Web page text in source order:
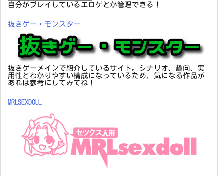
自分がプレイしているエロゲとか管理できる！
抜きゲー・モンスター
抜きゲーメインで紹介しているサイト。シナリオ、趣向、実
用性とわかりやすい構成になっているため、気になる作品が
あれば参考にしてみてね！
MRLSEXDOLL